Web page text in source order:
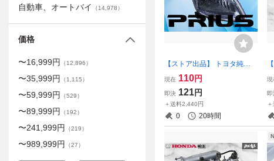
【ストア出品】 トヨタ純正
NHW20 プリウス HID キセノ
ン ヘッドライト ヘッドラン
プ 右 右側 運転席側 打刻ソ K
OITO 47-24
現在 110円
即決 121円
＋送料2,440円
0 20時間
H
現
即
自動車、オートバイ （14,978）
価格
〜16,999円 （12,896）
〜35,999円 （1,115）
〜59,999円 （529）
〜89,999円 （192）
〜241,999円 （219）
〜989,999円 （27）